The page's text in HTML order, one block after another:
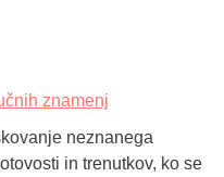
znamenj
neznanega
in trenutkov, ko se